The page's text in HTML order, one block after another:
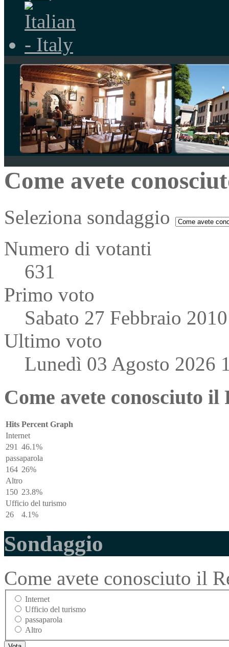
Come avete
Seleziona sondaggio
Numero di votanti
631
Primo voto
Sabato 27 Febbraio
Ultimo voto
Lunedì 03 Agosto 2026
Come avete conosciuto il
Hits Percent Graph
Internet
291 46.1%
passaparola
164 26%
Altro
150 23.8%
Ufficio del turismo
26
4.1%
Sondaggio
Come avete conosciuto il
Internet
Ufficio del turismo
passaparola
Altro